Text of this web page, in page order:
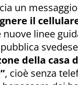
un
il
nuove linee
della casa
, cioè senza